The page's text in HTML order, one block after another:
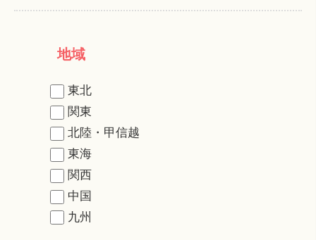
地域
東北
関東
北陸・甲信越
東海
関西
中国
九州